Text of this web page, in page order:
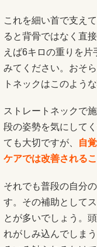
これを細い首で支え
ると背骨ではなく直
えば6キロの重りを
みてください。おそ
トネックはこのよう
ストレートネックで
段の姿勢を気にして
ても大切ですが、
自
ケアでは改善される
それでも普段の自分
す。その補助として
とが多いでしょう。
れがしみ込んでしまう